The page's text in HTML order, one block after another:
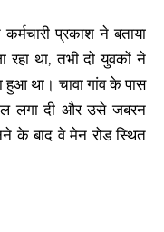
प्रकाश ने बताया
रहा था, तभी दो युवकों ने
था। चावा गांव के पास
लगा दी और उसे जबरन
के बाद वे मेन रोड स्थित